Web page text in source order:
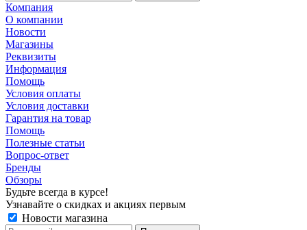
Компания
О компании
Новости
Магазины
Реквизиты
Информация
Помощь
Условия оплаты
Условия доставки
Гарантия на товар
Помощь
Полезные статьи
Вопрос-ответ
Бренды
Обзоры
Будьте всегда в курсе!
Узнавайте о скидках и акциях первым
Новости магазина